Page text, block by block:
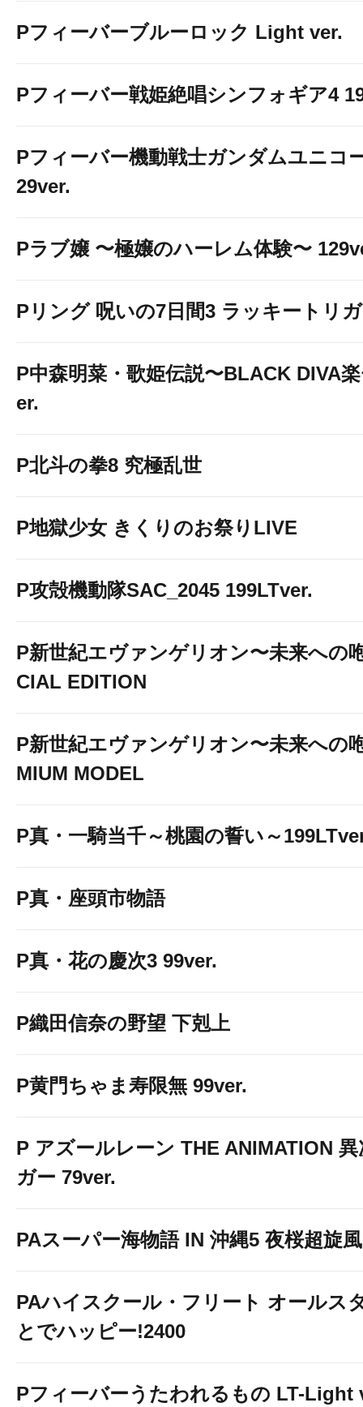
Pフィーバーブルーロック Light ver.
Pフィーバー戦姫絶唱シンフォギア4
Pフィーバー機動戦士ガンダムユニコ
29ver.
Pラブ嬢 〜極嬢のハーレム体験〜
Pリング 呪いの7日間3 ラッキートリ
P中森明菜・歌姫伝説〜BLACK DIVA
er.
P北斗の拳8 究極乱世
P地獄少女 きくりのお祭りLIVE
P攻殻機動隊SAC_2045 199LTver.
P新世紀エヴァンゲリオン〜未来への
CIAL EDITION
P新世紀エヴァンゲリオン〜未来への
MIUM MODEL
P真・一騎当千～桃園の誓い～
P真・座頭市物語
P真・花の慶次3 99ver.
P織田信奈の野望 下剋上
P黄門ちゃま寿限無 99ver.
P アズールレーン THE ANIMATION
ガー 79ver.
PAスーパー海物語 IN 沖縄5 夜桜超旋
PAハイスクール・フリート オールス
とでハッピー!2400
Pフィーバーうたわれるもの LT-Light